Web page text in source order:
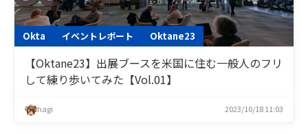
Okta イベントレポート Oktane23
【Oktane23】出展ブースを米国に住む一般人のフリ
して練り歩いてみた【Vol.01】
hagi 2023/10/18 11:03